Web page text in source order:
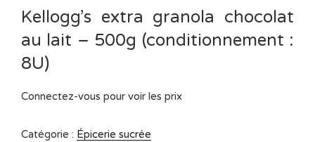
Kellogg’s extra granola chocolat
au lait – 500g (conditionnement :
8U)
Connectez-vous pour voir les prix
Catégorie : Épicerie sucrée